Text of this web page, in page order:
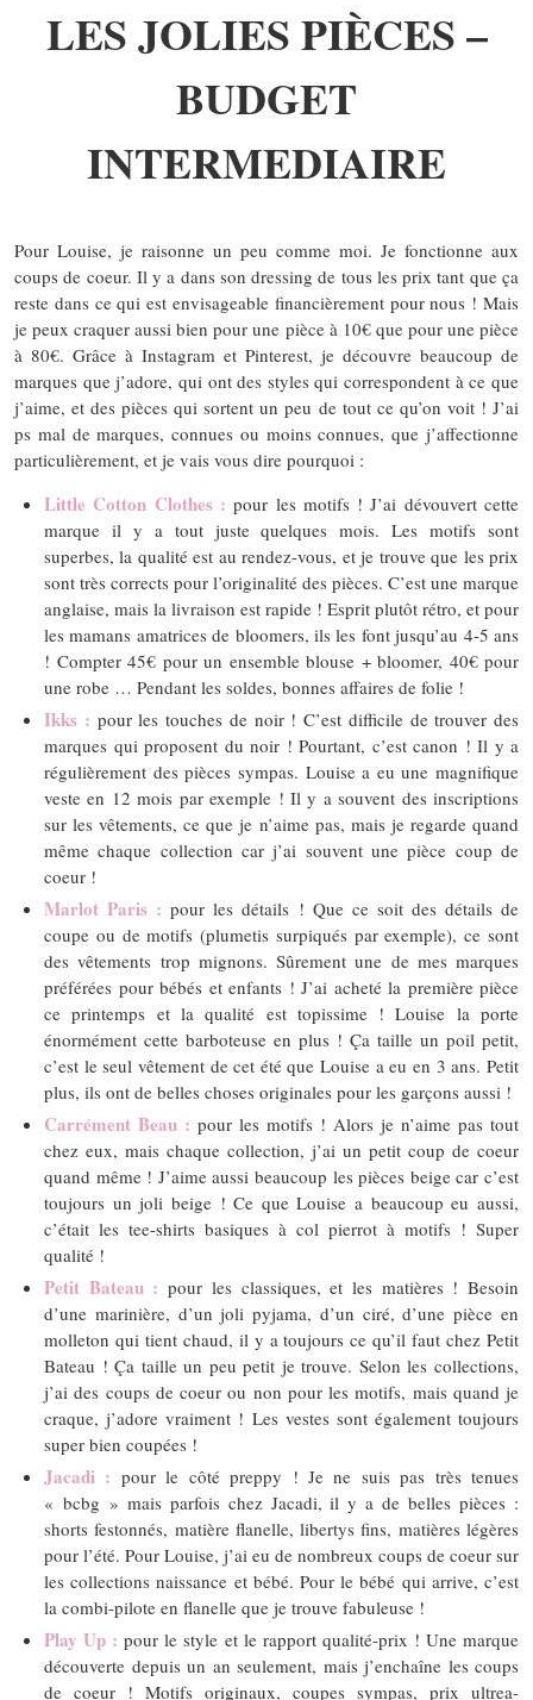
LES JOLIES PIÈCES –
BUDGET
INTERMEDIAIRE
Pour Louise, je raisonne un peu comme moi. Je fonctionne aux
coups de coeur. Il y a dans son dressing de tous les prix tant que ça
reste dans ce qui est envisageable financièrement pour nous ! Mais
je peux craquer aussi bien pour une pièce à 10€ que pour une pièce
à 80€. Grâce à Instagram et Pinterest, je découvre beaucoup de
marques que j’adore, qui ont des styles qui correspondent à ce que
j’aime, et des pièces qui sortent un peu de tout ce qu’on voit ! J’ai
ps mal de marques, connues ou moins connues, que j’affectionne
particulièrement, et je vais vous dire pourquoi :
Little Cotton Clothes : pour les motifs ! J’ai dévouvert cette
marque il y a tout juste quelques mois. Les motifs sont
superbes, la qualité est au rendez-vous, et je trouve que les prix
sont très corrects pour l’originalité des pièces. C’est une marque
anglaise, mais la livraison est rapide ! Esprit plutôt rétro, et pour
les mamans amatrices de bloomers, ils les font jusqu’au 4-5 ans
! Compter 45€ pour un ensemble blouse + bloomer, 40€ pour
une robe … Pendant les soldes, bonnes affaires de folie !
Ikks : pour les touches de noir ! C’est difficile de trouver des
marques qui proposent du noir ! Pourtant, c’est canon ! Il y a
régulièrement des pièces sympas. Louise a eu une magnifique
veste en 12 mois par exemple ! Il y a souvent des inscriptions
sur les vêtements, ce que je n’aime pas, mais je regarde quand
même chaque collection car j’ai souvent une pièce coup de
coeur !
Marlot Paris : pour les détails ! Que ce soit des détails de
coupe ou de motifs (plumetis surpiqués par exemple), ce sont
des vêtements trop mignons. Sûrement une de mes marques
préférées pour bébés et enfants ! J’ai acheté la première pièce
ce printemps et la qualité est topissime ! Louise la porte
énormément cette barboteuse en plus ! Ça taille un poil petit,
c’est le seul vêtement de cet été que Louise a eu en 3 ans. Petit
plus, ils ont de belles choses originales pour les garçons aussi !
Carrément Beau : pour les motifs ! Alors je n’aime pas tout
chez eux, mais chaque collection, j’ai un petit coup de coeur
quand même ! J’aime aussi beaucoup les pièces beige car c’est
toujours un joli beige ! Ce que Louise a beaucoup eu aussi,
c’était les tee-shirts basiques à col pierrot à motifs ! Super
qualité !
Petit Bateau : pour les classiques, et les matières ! Besoin
d’une marinière, d’un joli pyjama, d’un ciré, d’une pièce en
molleton qui tient chaud, il y a toujours ce qu’il faut chez Petit
Bateau ! Ça taille un peu petit je trouve. Selon les collections,
j’ai des coups de coeur ou non pour les motifs, mais quand je
craque, j’adore vraiment ! Les vestes sont également toujours
super bien coupées !
Jacadi : pour le côté preppy ! Je ne suis pas très tenues
« bcbg » mais parfois chez Jacadi, il y a de belles pièces :
shorts festonnés, matière flanelle, libertys fins, matières légères
pour l’été. Pour Louise, j’ai eu de nombreux coups de coeur sur
les collections naissance et bébé. Pour le bébé qui arrive, c’est
la combi-pilote en flanelle que je trouve fabuleuse !
Play Up : pour le style et le rapport qualité-prix ! Une marque
découverte depuis un an seulement, mais j’enchaîne les coups
de coeur ! Motifs originaux, coupes sympas, prix ultrea-